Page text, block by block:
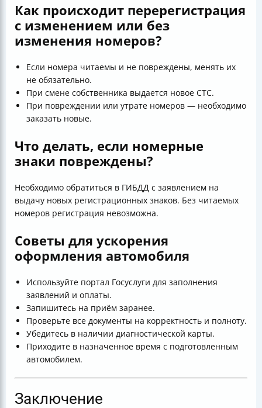
Как происходит перерегистрация
с изменением или без
изменения номеров?
Если номера читаемы и не повреждены, менять их
не обязательно.
При смене собственника выдается новое СТС.
При повреждении или утрате номеров — необходимо
заказать новые.
Что делать, если номерные
знаки повреждены?
Необходимо обратиться в ГИБДД с заявлением на
выдачу новых регистрационных знаков. Без читаемых
номеров регистрация невозможна.
Советы для ускорения
оформления автомобиля
Используйте портал Госуслуги для заполнения
заявлений и оплаты.
Запишитесь на приём заранее.
Проверьте все документы на корректность и полноту.
Убедитесь в наличии диагностической карты.
Приходите в назначенное время с подготовленным
автомобилем.
Заключение